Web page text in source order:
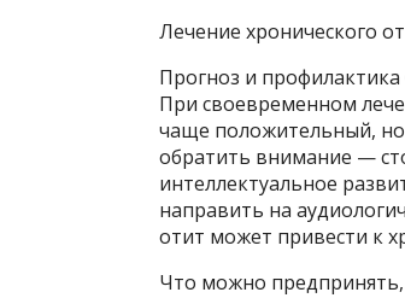
Лечение хронического
Прогноз и профилактика
При своевременном
чаще положительный, но
обратить внимание —
интеллектуальное
направить на
отит может привести к
Что можно предпринять,